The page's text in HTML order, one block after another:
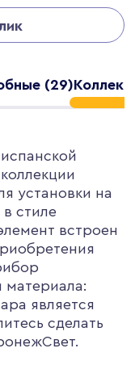
(29)
установки на
стиле
встроен
материала:
является
сделать